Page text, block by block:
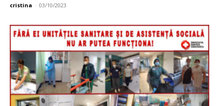
cristina - 03/10/2023